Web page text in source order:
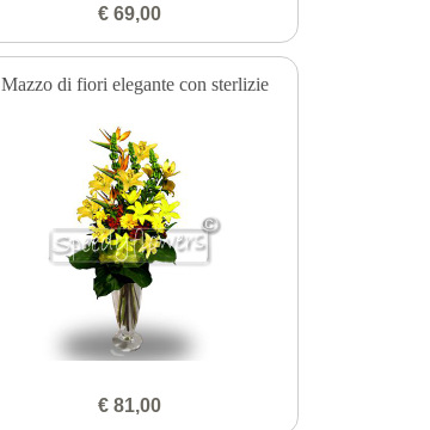
€ 69,00
Mazzo di fiori elegante con sterlizie
€ 81,00